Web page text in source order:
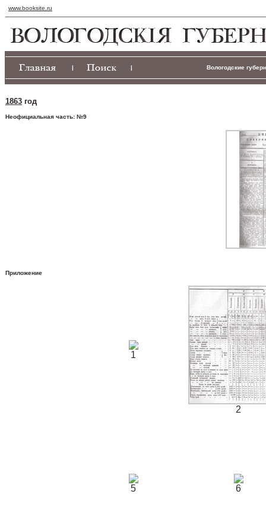
www.booksite.ru
| | Вологодские
1863 год
Неофициальная часть: №9
Приложение
1
2
5 6